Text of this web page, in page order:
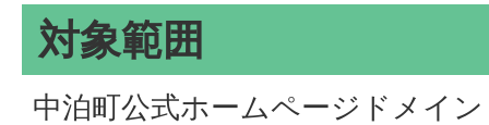
対象範囲
中泊町公式ホームページドメイン